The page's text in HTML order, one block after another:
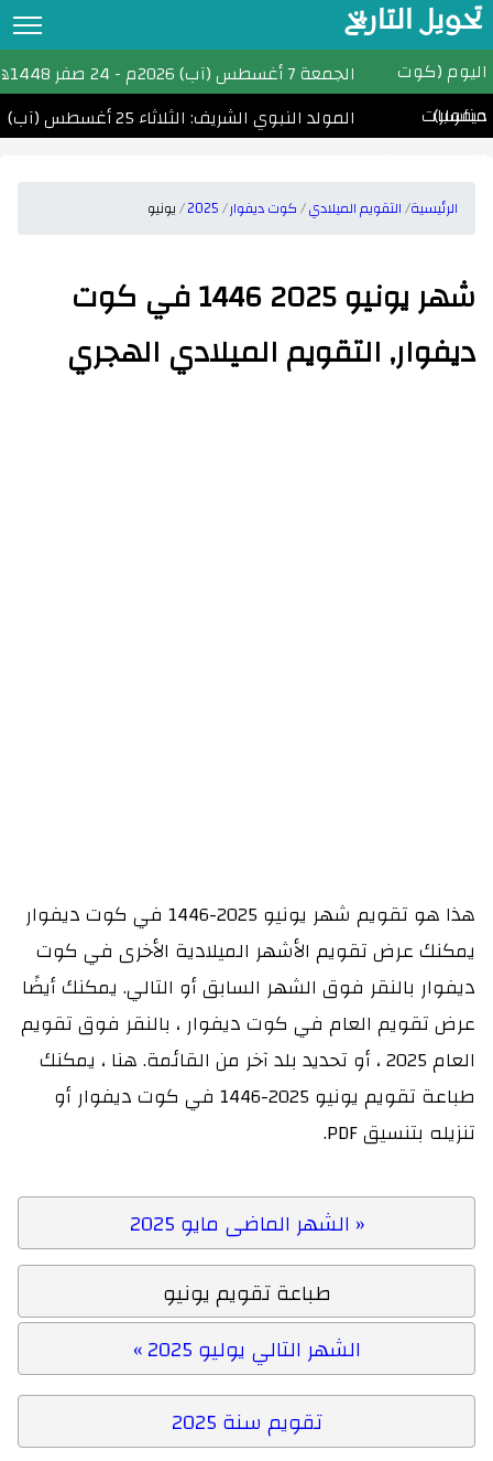
تحويل التاريخ
تحويل التاريخ
التقويم الهجري
الأشهر الهجرية والميلادية
التاريخ الهجري اليوم
مواقيت الصلاة
اليوم (كوت
ديفوار)
الجمعة 7 أغسطس (آب) 2026م -24 صفر 1448هـ
مناسبات
المولد النبوي الشريف: الثلاثاء 25 أغسطس (آب) 2026
الرئيسية التقويم الميلادي كوت ديفوار 2025 يونيو
شهر يونيو 2025 1446 في كوت
ديفوار, التقويم الميلادي الهجري
هذا هو تقويم شهر يونيو 2025-1446 في كوت ديفوار
يمكنك عرض تقويم الأشهر الميلادية الأخرى في كوت
ديفوار بالنقر فوق الشهر السابق أو التالي. يمكنك أيضًا
عرض تقويم العام في كوت ديفوار ، بالنقر فوق تقويم
العام 2025 ، أو تحديد بلد آخر من القائمة. هنا ، يمكنك
طباعة تقويم يونيو 2025-1446 في كوت ديفوار أو
تنزيله بتنسيق PDF.
« الشهر الماضى مايو 2025
طباعة تقويم يونيو
الشهر التالي يوليو 2025 »
تقويم سنة 2025